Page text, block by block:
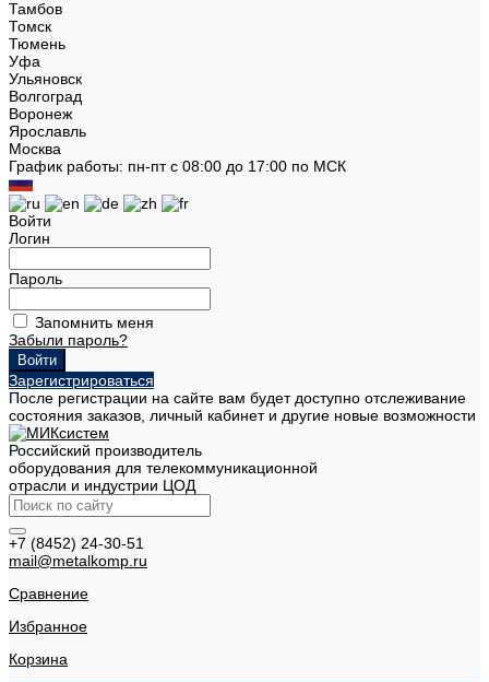
Тамбов
Томск
Тюмень
Уфа
Ульяновск
Волгоград
Воронеж
Ярославль
Москва
График работы: пн-пт с 08:00 до 17:00 по МСК
Войти
Логин
Пароль
Запомнить меня
Забыли пароль?
Зарегистрироваться
После регистрации на сайте вам будет доступно отслеживание
состояния заказов, личный кабинет и другие новые возможности
Российский производитель
оборудования для телекоммуникационной
отрасли и индустрии ЦОД
+7 (8452) 24-30-51
mail@metalkomp.ru
Сравнение
Избранное
Корзина